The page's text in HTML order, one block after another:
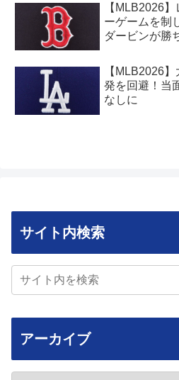
【MLB2026
ーゲームを制
ダービンが勝
【MLB2026
発を回避！当
なしに
サイト内検索
アーカイブ